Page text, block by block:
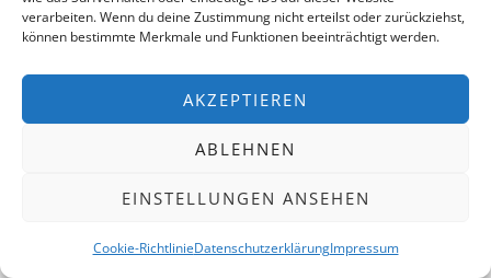
verarbeiten. Wenn du deine Zustimmung nicht erteilst oder zurückziehst,
können bestimmte Merkmale und Funktionen beeinträchtigt werden.
AKZEPTIEREN
ABLEHNEN
EINSTELLUNGEN ANSEHEN
Cookie-RichtlinieDatenschutzerklärungImpressum